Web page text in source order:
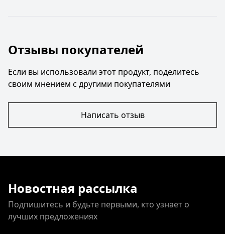
Отзывы покупателей
Если вы использовали этот продукт, поделитесь
своим мнением с другими покупателями
Написать отзыв
Новостная рассылка
Подпишитесь и будьте первыми, кто узнает о
лучших предложениях